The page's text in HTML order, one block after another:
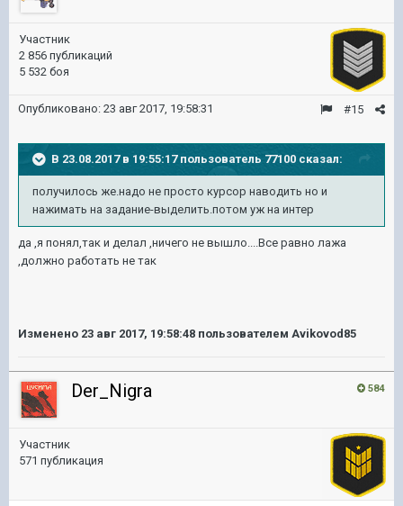
Участник
2 856 публикаций
5 532 боя
#15
Опубликовано: 23 авг 2017, 19:58:31
В 23.08.2017 в 19:55:17 пользователь 77100 сказал:
получилось же.надо не просто курсор наводить но и
нажимать на задание-выделить.потом уж на интер
да ,я понял,так и делал ,ничего не вышло....Все равно лажа
,должно работать не так
Изменено 23 авг 2017, 19:58:48 пользователем Avikovod85
584
Der_Nigra
Участник
571 публикация